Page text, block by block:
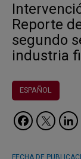
Reporte
segundo
industria
ESPAÑOL